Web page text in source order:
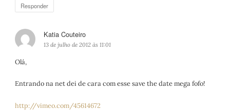
Responder
Katia Couteiro
i
:
13 de julho de 2012 às 11:01
Olá,
Entrando na net dei de cara com esse save the date mega fofo!
http://vimeo.com/45614672